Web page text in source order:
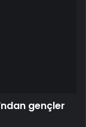
gençler